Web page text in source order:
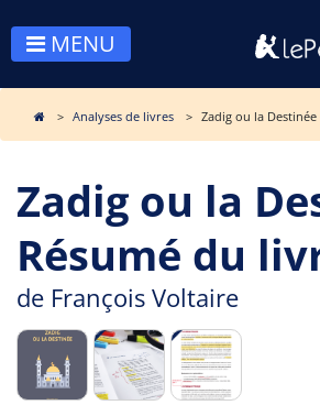
MENU
Analyses de livres Zadig ou la
Zadig ou la
Résumé du
de François Voltaire